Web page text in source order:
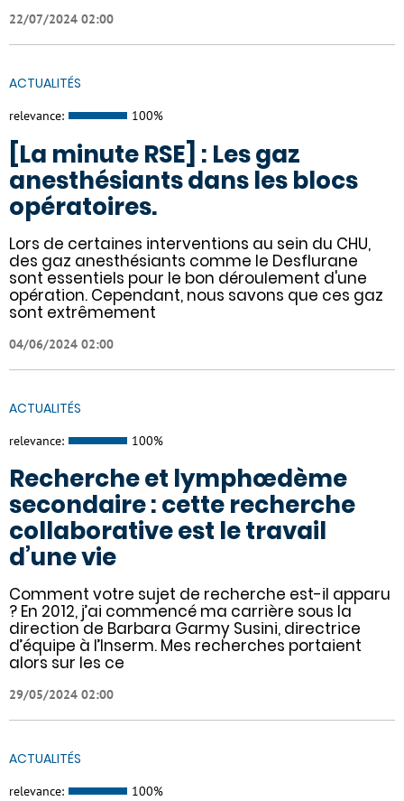
22/07/2024 02:00
ACTUALITÉS
relevance: 100%
[La minute RSE] : Les gaz
anesthésiants dans les blocs
opératoires.
​​Lors de certaines interventions au sein du CHU,
des gaz anesthésiants comme le Desflurane
sont essentiels pour le bon déroulement d'une
opération. Cependant, nous savons que ces gaz
sont extrêmement
04/06/2024 02:00
ACTUALITÉS
relevance: 100%
Recherche et lymphœdème
secondaire : cette recherche
collaborative est le travail
d’une vie
Comment votre sujet de recherche est-il apparu
? En 2012, j’ai commencé ma carrière sous la
direction de Barbara Garmy Susini, directrice
d’équipe à l’Inserm. Mes recherches portaient
alors sur les ce
29/05/2024 02:00
ACTUALITÉS
relevance: 100%